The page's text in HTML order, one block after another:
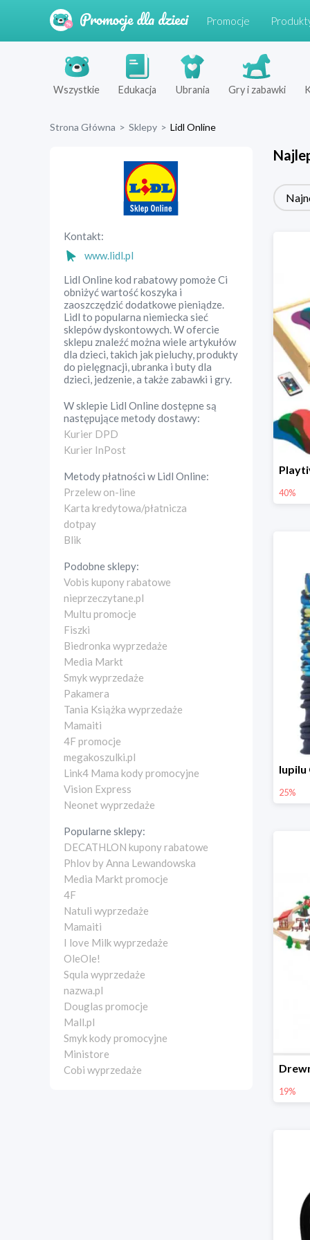
Promocje
Wszystkie Edukacja Ubrania Gry i zabawki
Strona Główna > Sklepy > Lidl Online
Kontakt:
www.lidl.pl
Lidl Online kod rabatowy pomoże Ci
obniżyć wartość koszyka i
zaoszczędzić dodatkowe pieniądze.
Lidl to popularna niemiecka sieć
sklepów dyskontowych. W ofercie
sklepu znaleźć można wiele artykułów
dla dzieci, takich jak pieluchy, produkty
do pielęgnacji, ubranka i buty dla
dzieci, jedzenie, a także zabawki i gry.
W sklepie Lidl Onlinedostępne są
następujące metody dostawy:
Kurier DPD
Kurier InPost
Metody płatności wLidl Online:
Przelew on-line
Karta kredytowa/płatnicza
dotpay
Blik
Podobne sklepy:
Vobis kupony rabatowe
nieprzeczytane.pl
Multu promocje
Fiszki
Biedronka wyprzedaże
Media Markt
Smyk wyprzedaże
Pakamera
Tania Książka wyprzedaże
Mamaiti
4F promocje
megakoszulki.pl
Link4 Mama kody promocyjne
Vision Express
Neonet wyprzedaże
Popularne sklepy:
DECATHLON kupony rabatowe
Phlov by Anna Lewandowska
Media Markt promocje
4F
Natuli wyprzedaże
Mamaiti
I love Milk wyprzedaże
OleOle!
Squla wyprzedaże
nazwa.pl
Douglas promocje
Mall.pl
Smyk kody promocyjne
Ministore
Cobi wyprzedaże
40%
25%
19%